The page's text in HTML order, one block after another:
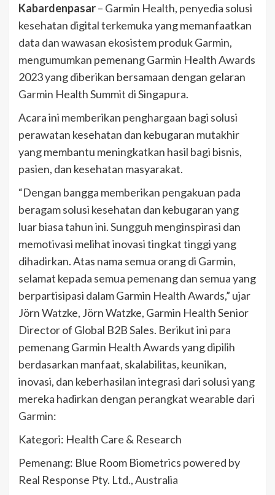
Kabardenpasar– Garmin Health, penyedia solusi
kesehatan digital terkemuka yang memanfaatkan
data dan wawasan ekosistem produk Garmin,
mengumumkan pemenang Garmin Health Awards
2023 yang diberikan bersamaan dengan gelaran
Garmin Health Summit di Singapura.
Acara ini memberikan penghargaan bagi solusi
perawatan kesehatan dan kebugaran mutakhir
yang membantu meningkatkan hasil bagi bisnis,
pasien, dan kesehatan masyarakat.
“Dengan bangga memberikan pengakuan pada
beragam solusi kesehatan dan kebugaran yang
luar biasa tahun ini. Sungguh menginspirasi dan
memotivasi melihat inovasi tingkat tinggi yang
dihadirkan. Atas nama semua orang di Garmin,
selamat kepada semua pemenang dan semua yang
berpartisipasi dalam Garmin Health Awards,” ujar
Jörn Watzke, Jörn Watzke, Garmin Health Senior
Director of Global B2B Sales. Berikut ini para
pemenang Garmin Health Awards yang dipilih
berdasarkan manfaat, skalabilitas, keunikan,
inovasi, dan keberhasilan integrasi dari solusi yang
mereka hadirkan dengan perangkat wearable dari
Garmin:
Kategori: Health Care & Research
Pemenang: Blue Room Biometrics powered by
Real Response Pty. Ltd., Australia